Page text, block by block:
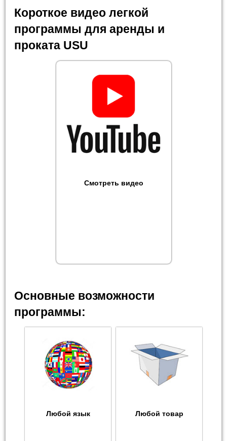
Короткое видео легкой
программы для аренды и
проката USU
Смотреть видео
Основные возможности
программы:
Любой язык Любой товар